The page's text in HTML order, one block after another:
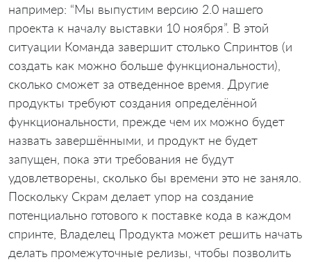
например: “Мы выпустим версию 2.0 нашего
проекта к началу выставки 10 ноября”. В этой
ситуации Команда завершит столько Спринтов (и
создать как можно больше функциональности),
сколько сможет за отведенное время. Другие
продукты требуют создания определённой
функциональности, прежде чем их можно будет
назвать завершёнными, и продукт не будет
запущен, пока эти требования не будут
удовлетворены, сколько бы времени это не заняло.
Поскольку Скрам делает упор на создание
потенциально готового к поставке кода в каждом
спринте, Владелец Продукта может решить начать
делать промежуточные релизы, чтобы позволить